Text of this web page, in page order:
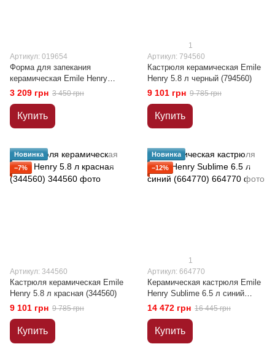
Артикул: 019654
Форма для запекания
керамическая Emile Henry
Ovenware голубой (019654)
3 209 грн 3 450 грн
Купить
1
Артикул: 794560
Кастрюля керамическая Emile
Henry 5.8 л черный (794560)
9 101 грн 9 785 грн
Купить
Новинка
−7%
Артикул: 344560
Кастрюля керамическая Emile
Henry 5.8 л красная (344560)
9 101 грн 9 785 грн
Купить
Новинка
−12%
1
Артикул: 664770
Керамическая кастрюля Emile
Henry Sublime 6.5 л синий
(664770)
14 472 грн 16 445 грн
Купить